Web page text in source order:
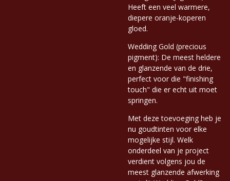
Heeft een veel warmere,
diepere oranje-koperen
gloed.
Wedding Gold (precious
pigment): De meest heldere
en glanzende van de drie,
perfect voor die "finishing
touch" die er echt uit moet
springen.
Met deze toevoeging heb je
nu goudtinten voor elke
mogelijke stijl. Welk
onderdeel van je project
verdient volgens jou de
meest glanzende afwerking